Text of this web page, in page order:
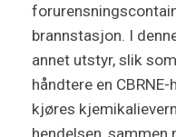
brannstasjon. I
annet utstyr, slik
håndtere en
kjøres
hendelsen,